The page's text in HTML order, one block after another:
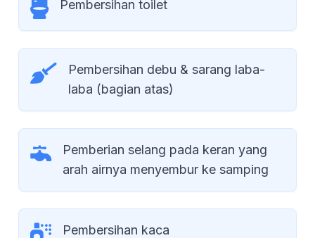
Pembersihan toilet
Pembersihan debu & sarang laba-
laba (bagian atas)
Pemberian selang pada keran yang
arah airnya menyembur ke samping
Pembersihan kaca